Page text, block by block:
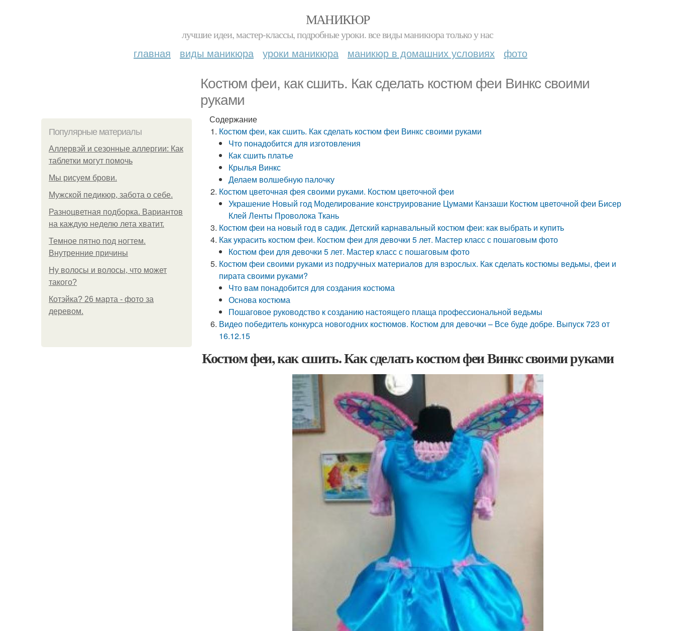
МАНИКЮР
лучшие идеи, мастер-классы, подробные уроки. все виды маникюра только у нас
главная виды маникюра уроки маникюра маникюр в домашних условиях фото
Костюм феи, как сшить. Как сделать костюм феи Винкс своими
руками
Популярные материалы
Аллервэй и сезонные аллергии: Как
таблетки могут помочь
Мы рисуем брови.
Мужской педикюр, забота о себе.
Разноцветная подборка. Вариантов
на каждую неделю лета хватит.
Темное пятно под ногтем.
Внутренние причины
Ну волосы и волосы, что может
такого?
Котэйка? 26 марта - фото за
деревом.
Содержание
Костюм феи, как сшить. Как сделать костюм феи Винкс своими руками
Что понадобится для изготовления
Как сшить платье
Крылья Винкс
Делаем волшебную палочку
Костюм цветочная фея своими руками. Костюм цветочной феи
Украшение Новый год Моделирование конструирование Цумами Канзаши Костюм цветочной феи Бисер
Клей Ленты Проволока Ткань
Костюм феи на новый год в садик. Детский карнавальный костюм феи: как выбрать и купить
Как украсить костюм феи. Костюм феи для девочки 5 лет. Мастер класс с пошаговым фото
Костюм феи для девочки 5 лет. Мастер класс с пошаговым фото
Костюм феи своими руками из подручных материалов для взрослых. Как сделать костюмы ведьмы, феи и
пирата своими руками?
Что вам понадобится для создания костюма
Основа костюма
Пошаговое руководство к созданию настоящего плаща профессиональной ведьмы
Видео победитель конкурса новогодних костюмов. Костюм для девочки – Все буде добре. Выпуск 723 от
16.12.15
Костюм феи, как сшить. Как сделать костюм феи Винкс своими руками